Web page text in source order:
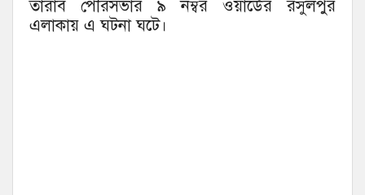
তারাব পৌরসভার ৯ নম্বর ওয়ার্ডের রসুলপুর
এলাকায় এ ঘটনা ঘটে।